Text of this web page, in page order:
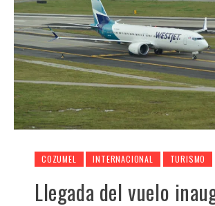
COZUMEL INTERNACIONAL TURISMO
Llegada del vuelo